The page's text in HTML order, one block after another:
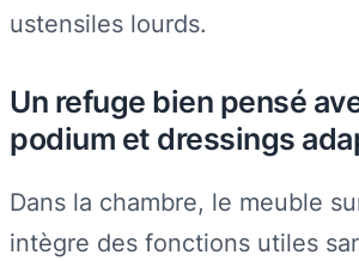
ustensiles lourds.
Un refuge bien pensé
podium et dressings
Dans la chambre, le meuble
intègre des fonctions utiles